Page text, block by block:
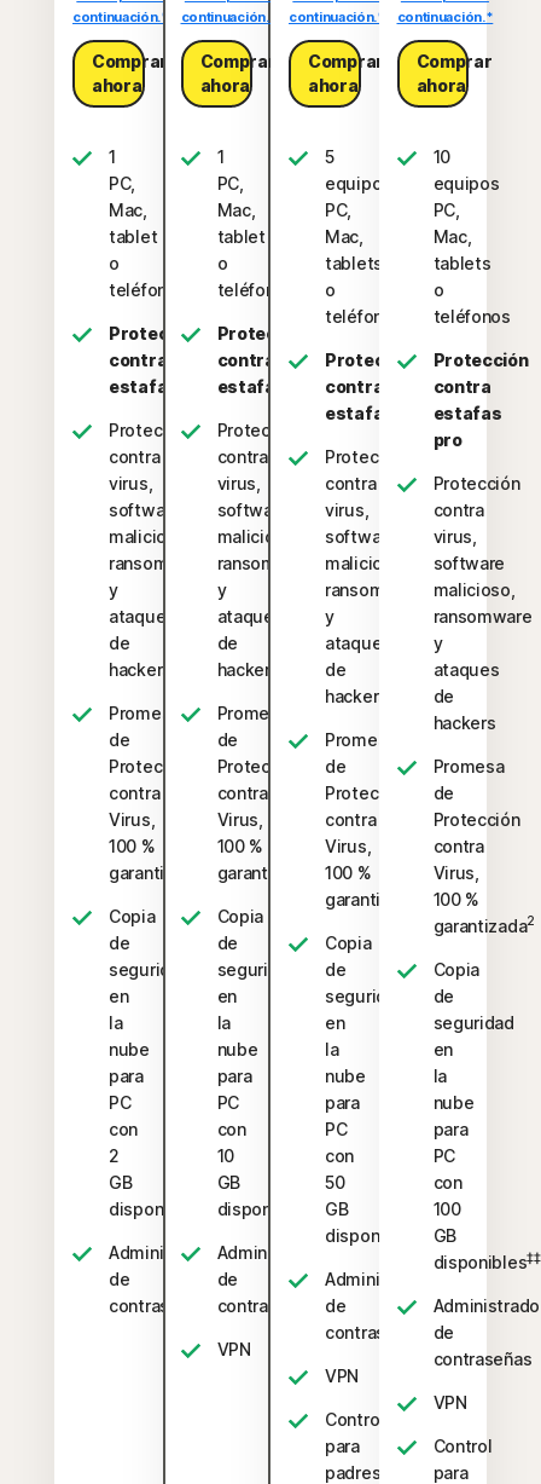
continuación.*
Comprar
ahora
1
PC,
Mac,
tablet
o
teléfono
Protección
contra
estafas
Protección
contra
virus,
software
malicioso,
ransomware
y
ataques
de
hackers
Promesa
de
Protección
contra
Virus,
100 %
garantizada
Copia
de
seguridad
en
la
nube
para
PC
con
2
GB
disponibles
‡‡,4
Administrador
de
contraseñas
continuación.*
Comprar
ahora
1
PC,
Mac,
tablet
o
teléfono
Protección
contra
estafas
Protección
contra
virus,
software
malicioso,
ransomware
y
ataques
de
hackers
Promesa
de
Protección
contra
Virus,
100 %
garantizada
Copia
de
seguridad
en
la
nube
para
PC
con
10
GB
disponibles
‡‡,4
Administrador
de
contraseñas
VPN
continuación.*
Comprar
ahora
5
equipos
PC,
Mac,
tablets
o
teléfonos
Protección
contra
estafas
Protección
contra
virus,
software
malicioso,
ransomware
y
ataques
de
hackers
Promesa
de
Protección
contra
Virus,
100 %
garantizada
Copia
de
seguridad
en
la
nube
para
PC
con
50
GB
disponibles
‡‡,4
Administrador
de
contraseñas
VPN
Control
para
padres
continuación.*
Comprar
ahora
10
equipos
PC,
Mac,
tablets
o
teléfonos
Protección
contra
estafas
pro
Protección
contra
virus,
software
malicioso,
ransomware
y
ataques
de
hackers
Promesa
de
Protección
contra
Virus,
100 %
garantizada2
Copia
de
seguridad
en
la
nube
para
PC
con
100
GB
disponibles
de
contraseñas
VPN
Control
para